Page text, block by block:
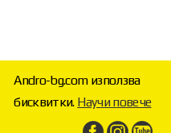
Andro-bg.com използва
бисквитки. Научи повече